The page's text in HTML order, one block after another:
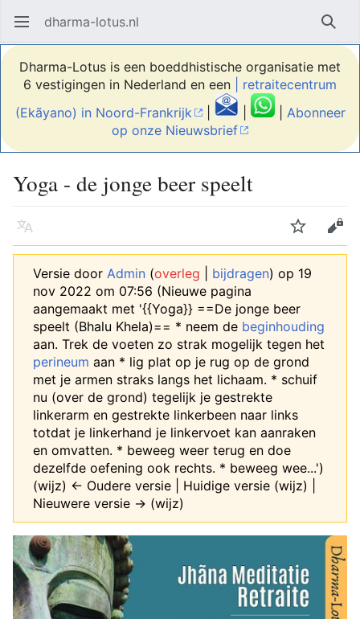
Hoofdmenu openen dharma-lotus.nl
Dharma-Lotus is een boeddhistische organisatie met
6 vestigingen in Nederland en een
| retraitecentrum
(Ekãyano) in Noord-Frankrijk
| | Abonneer
op onze Nieuwsbrief
Yoga - de jonge beer speelt
Taal Volgen Bewerken
Versie door Admin (overleg bijdragen) op 19
nov 2022 om 07:56 (Nieuwe pagina
aangemaakt met '{{Yoga}} ==De jonge beer
speelt (Bhalu Khela)== * neem de beginhouding‎‎
aan. Trek de voeten zo strak mogelijk tegen het
perineum aan * lig plat op je rug op de grond
met je armen straks langs het lichaam. * schuif
nu (over de grond) tegelijk je gestrekte
linkerarm en gestrekte linkerbeen naar links
totdat je linkerhand je linkervoet kan aanraken
en omvatten. * beweeg weer terug en doe
dezelfde oefening ook rechts. * beweeg wee...')
(wijz) ← Oudere versie | Huidige versie (wijz) |
Nieuwere versie → (wijz)